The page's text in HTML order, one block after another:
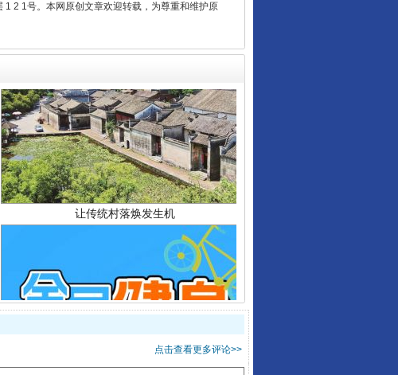
2 1号。本网原创文章欢迎转载，为尊重和维护原
让传统村落焕发生机
走走走！国家喊你健身啦
点击查看更多评论>>